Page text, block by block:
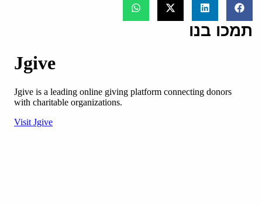
תמכו בנו